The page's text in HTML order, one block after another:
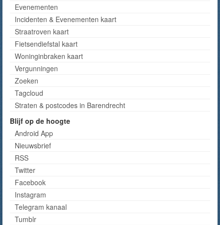
Evenementen
Incidenten & Evenementen kaart
Straatroven kaart
Fietsendiefstal kaart
Woninginbraken kaart
Vergunningen
Zoeken
Tagcloud
Straten & postcodes in Barendrecht
Blijf op de hoogte
Android App
Nieuwsbrief
RSS
Twitter
Facebook
Instagram
Telegram kanaal
Tumblr